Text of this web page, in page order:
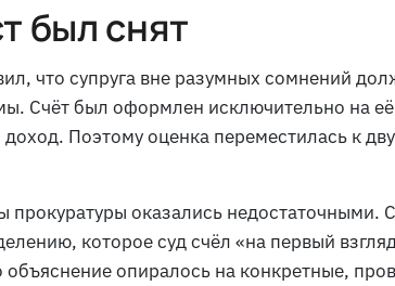
был снят
что супруга вне разумных сомнений
Счёт был оформлен исключительно на
доход. Поэтому оценка переместилась к
оказались недостаточными.
которое суд счёл «на первый
опиралось на конкретные,